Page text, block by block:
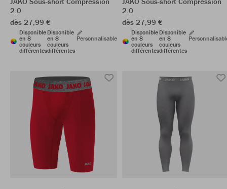
2.0
dès 27,99 €
Disponible
en 8
couleurs
différentes
Disponible
en 8
couleurs
différentes
Personnalisable
2.0
dès 27,99 €
Disponible
en 8
couleurs
différentes
Disponible
en 8
couleurs
différentes